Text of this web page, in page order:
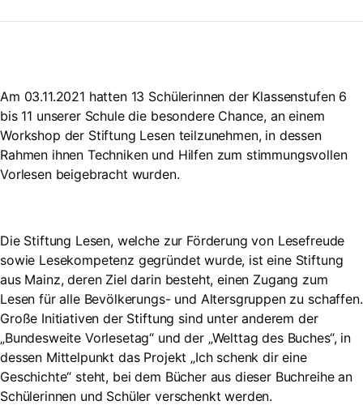
Am 03.11.2021 hatten 13 Schülerinnen der Klassenstufen 6
bis 11 unserer Schule die besondere Chance, an einem
Workshop der Stiftung Lesen teilzunehmen, in dessen
Rahmen ihnen Techniken und Hilfen zum stimmungsvollen
Vorlesen beigebracht wurden.
Die Stiftung Lesen, welche zur Förderung von Lesefreude
sowie Lesekompetenz gegründet wurde, ist eine Stiftung
aus Mainz, deren Ziel darin besteht, einen Zugang zum
Lesen für alle Bevölkerungs- und Altersgruppen zu schaffen.
Große Initiativen der Stiftung sind unter anderem der
„Bundesweite Vorlesetag“ und der „Welttag des Buches“, in
dessen Mittelpunkt das Projekt „Ich schenk dir eine
Geschichte“ steht, bei dem Bücher aus dieser Buchreihe an
Schülerinnen und Schüler verschenkt werden.